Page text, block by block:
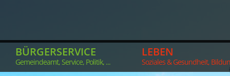
BÜRGERSERVICE
Gemeindeamt, Service, Politik, ...
LEBEN
Soziales & Gesundheit,